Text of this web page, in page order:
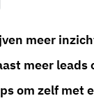
meer
meer leads
om zelf met